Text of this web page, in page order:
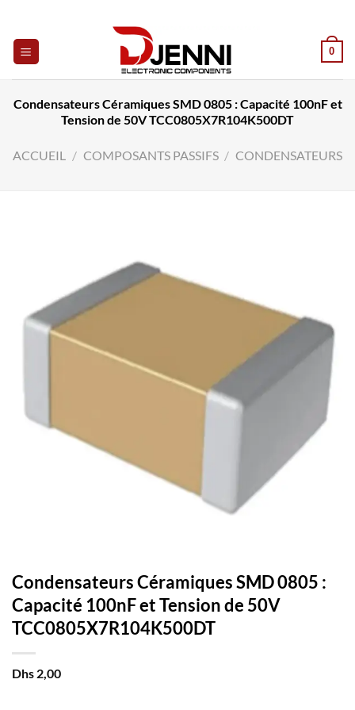
content
0
Condensateurs Céramiques SMD 0805 : Capacité 100nF et
Tension de 50V TCC0805X7R104K500DT
ACCUEIL / COMPOSANTS PASSIFS / CONDENSATEURS
Condensateurs Céramiques SMD 0805 :
Capacité 100nF et Tension de 50V
TCC0805X7R104K500DT
Dhs 2,00